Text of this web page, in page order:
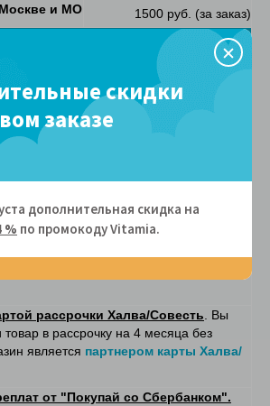
Москве и МО 1500 руб. (за заказ)
(по Москве и Московской области) –
Экспедитор передает Вам чек и
обязательствами. Наличие у Вас
сократит время передачи
уточнения с менеджером деталей
покупке на сайте. После оплаты, на
№ 54-ФЗ будет отправлен кассовый
рассрочки Халва/Совесть . Вы
в рассрочку на 4 месяца без
является партнером карты Халва/
от "Покупай со Сбербанком".
скидки
заказе
дополнительная скидка на
% по промокоду Vitamiа.